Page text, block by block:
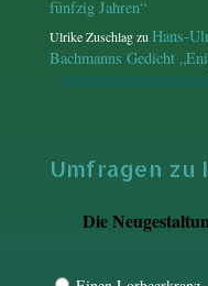
fünfzig Jahren“
Ulrike ZuschlagzuHans-
Bachmanns Gedicht
Umfragen zu
Die